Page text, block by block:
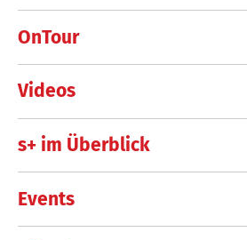
OnTour
Videos
s+ im Überblick
Events